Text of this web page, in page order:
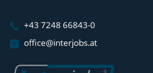
+43 7248 66843-0
office@interjobs.at